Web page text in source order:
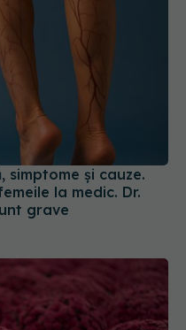
la medic. Dr.
grave